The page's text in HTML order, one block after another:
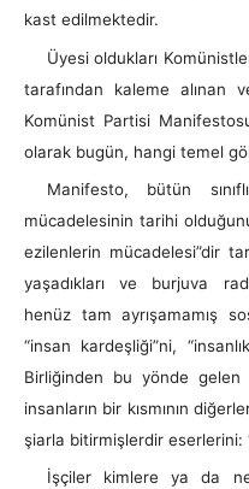
kast edilmektedir.
Üyesi oldukları
tarafından kaleme alınan
Komünist Partisi
olarak bugün, hangi temel
Manifesto, bütün
mücadelesinin tarihi
ezilenlerin mücadelesi”dir
yaşadıkları ve burjuva
henüz tam ayrışamamış
“insan kardeşliği”ni,
Birliğinden bu yönde
insanların bir kısmının
şiarla bitirmişlerdir eserlerini:
İşçiler kimlere ya da